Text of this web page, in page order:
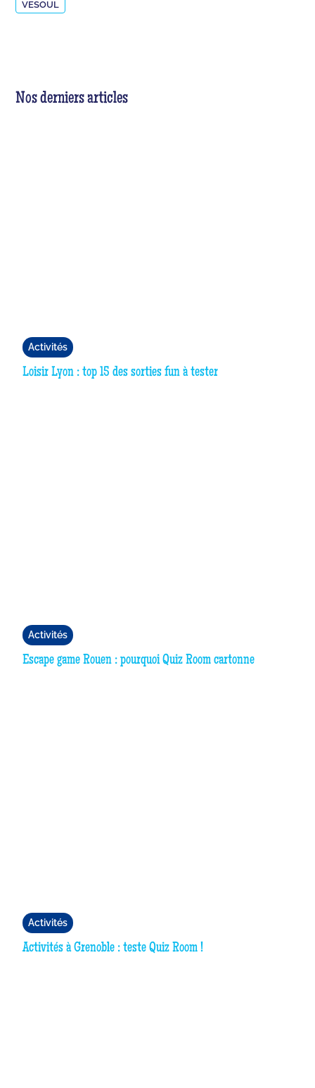
VESOUL
Nos derniers articles
Activités
Loisir Lyon : top 15 des sorties fun à tester
Activités
Escape game Rouen : pourquoi Quiz Room cartonne
Activités
Activités à Grenoble : teste Quiz Room !